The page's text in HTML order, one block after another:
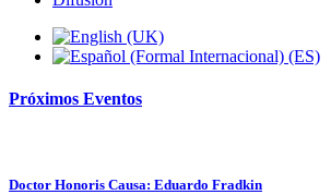
Próximos Eventos
Doctor Honoris Causa: Eduardo Fradkin